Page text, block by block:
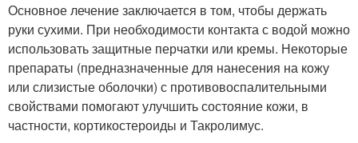
Основное лечение заключается в том, чтобы держать
руки сухими. При необходимости контакта с водой можно
использовать защитные перчатки или кремы. Некоторые
препараты (предназначенные для нанесения на кожу
или слизистые оболочки) с противовоспалительными
свойствами помогают улучшить состояние кожи, в
частности, кортикостероиды и Такролимус.